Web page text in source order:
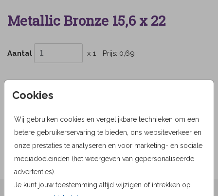
Cookies
Wij gebruiken cookies en vergelijkbare technieken om een
betere gebruikerservaring te bieden, ons websiteverkeer en
onze prestaties te analyseren en voor marketing- en sociale
mediadoeleinden (het weergeven van gepersonaliseerde
advertenties).
Je kunt jouw toestemming altijd wijzigen of intrekken op
Metallic Bronze 15,6 x 22
Aantal x 1 Prijs: 0,69
metallic bronze 15,6 x 22
Prijs: 0,69